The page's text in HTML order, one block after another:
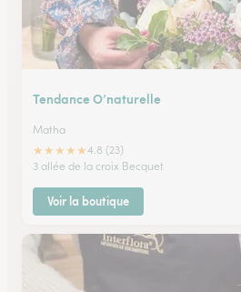
Tendance O’naturelle
Matha
★★★★★4.8 (23)
3 allée de la croix Becquet
Voir la boutique